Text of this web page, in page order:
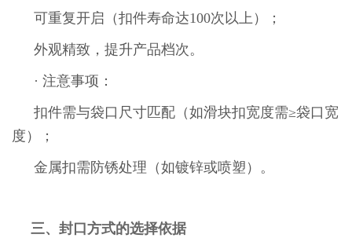
可重复开启（扣件寿命达100次以上）；
外观精致，提升产品档次。
· 注意事项：
扣件需与袋口尺寸匹配（如滑块扣宽度需≥袋口宽
度）；
金属扣需防锈处理（如镀锌或喷塑）。
三、封口方式的选择依据